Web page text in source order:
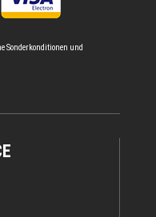
Sonderkonditionen und